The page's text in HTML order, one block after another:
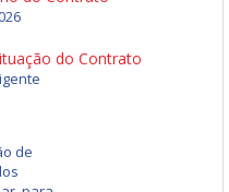
do Contrato
de